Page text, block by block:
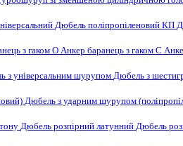
Дюбель поліпропіленовий КП
з гаком O Анкер баранець з гаком С
з універсальним шурупом Дюбель з
Дюбель з ударним шурупом
Дюбель розпірний латунний Дюбель